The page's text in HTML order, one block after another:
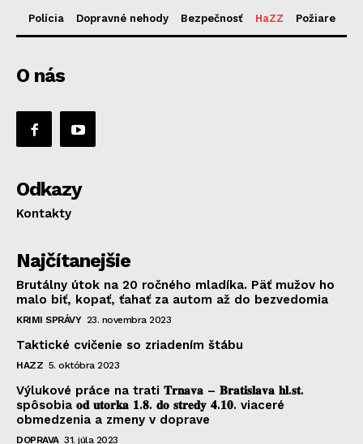
Polícia Dopravné nehody Bezpečnosť HaZZ Požiare
O nás
Odkazy
Kontakty
Najčítanejšie
Brutálny útok na 20 ročného mladíka. Päť mužov ho
malo biť, kopať, ťahať za autom až do bezvedomia
KRIMI SPRÁVY 23. novembra 2023
Taktické cvičenie so zriadením štábu
HAZZ 5. októbra 2023
Výlukové práce na trati 𝐓𝐫𝐧𝐚𝐯𝐚 – 𝐁𝐫𝐚𝐭𝐢𝐬𝐥𝐚𝐯𝐚 𝐡𝐥.𝐬𝐭.
spôsobia 𝐨𝐝 𝐮𝐭𝐨𝐫𝐤𝐚 𝟏.𝟖. 𝐝𝐨 𝐬𝐭𝐫𝐞𝐝𝐲 𝟒.𝟏𝟎. viaceré
obmedzenia a zmeny v doprave
DOPRAVA 31. júla 2023